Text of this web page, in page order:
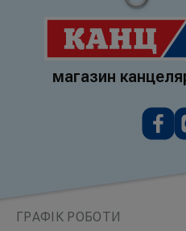
магазин
ГРАФІК РОБОТИ